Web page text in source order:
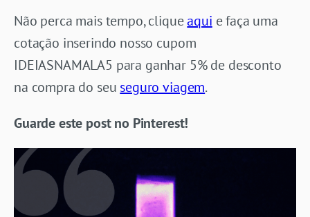
Não perca mais tempo, cliqueaqui e faça uma
cotação inserindo nosso cupom
IDEIASNAMALA5 para ganhar 5% de desconto
na compra do seu seguro viagem.
Guarde este post no Pinterest!